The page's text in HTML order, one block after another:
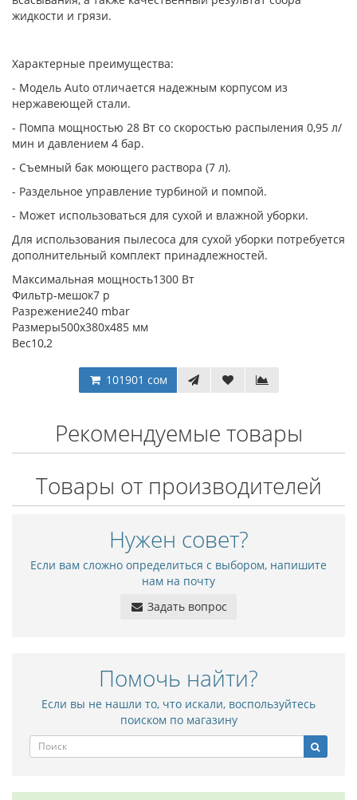
жидкости и грязи.
Характерные преимущества:
- Модель Auto отличается надежным корпусом из
нержавеющей стали.
- Помпа мощностью 28 Вт со скоростью распыления 0,95 л/
мин и давлением 4 бар.
- Съемный бак моющего раствора (7 л).
- Раздельное управление турбиной и помпой.
- Может использоваться для сухой и влажной уборки.
Для использования пылесоса для сухой уборки потребуется
дополнительный комплект принадлежностей.
Максимальная мощность1300 Вт
Фильтр-мешок7 p
Разрежение240 mbar
Размеры500x380x485 мм
Вес10,2
101901 сом
Рекомендуемые товары
Товары от производителей
Нужен совет?
Если вам сложно определиться с выбором, напишите
нам на почту
Задать вопрос
Помочь найти?
Если вы не нашли то, что искали, воспользуйтесь
поиском по магазину